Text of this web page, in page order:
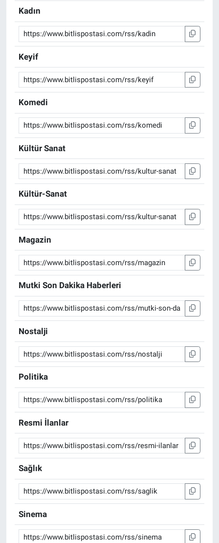
Kadın
Keyif
Komedi
Kültür Sanat
Kültür-Sanat
Magazin
Mutki Son Dakika Haberleri
Nostalji
Politika
Resmi İlanlar
Sağlık
Sinema